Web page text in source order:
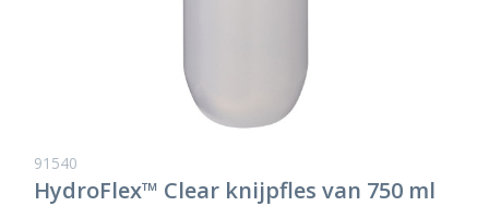
91540
HydroFlex™ Clear knijpfles van 750 ml